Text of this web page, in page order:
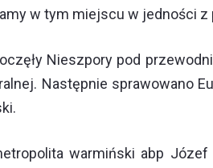
w tym miejscu w jedności
Nieszpory pod
Następnie sprawowano
warmiński abp